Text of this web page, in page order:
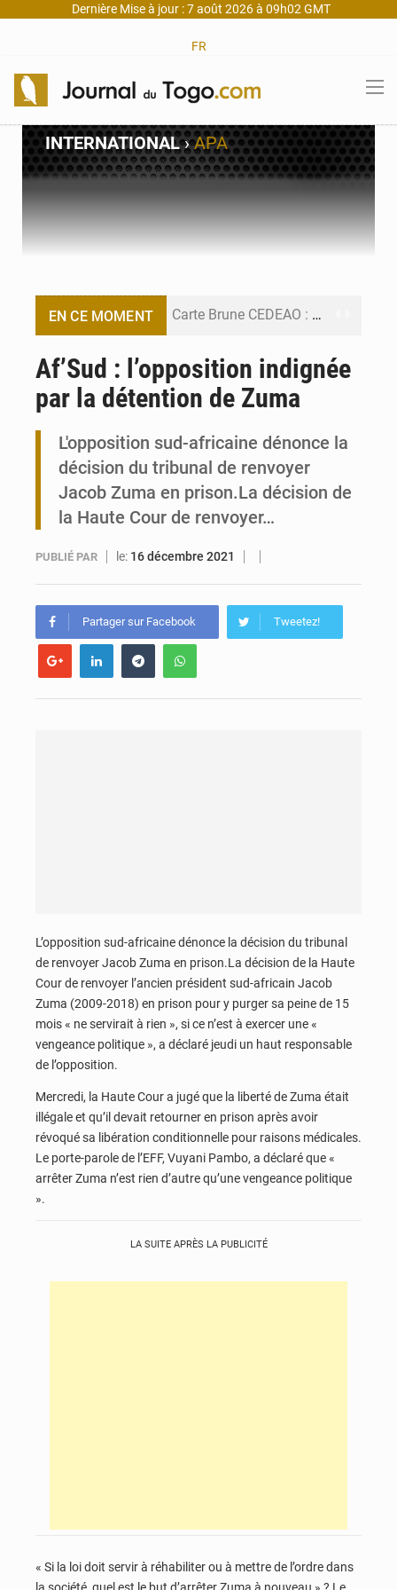
Dernière Mise à jour : 7 août 2026 à 09h02 GMT
FR
INTERNATIONAL›APA
EN CE MOMENT Carte Brune CEDEAO : Lomé mise sur la digitalisation des sinistres
Af’Sud : l’opposition indignée
par la détention de Zuma
L'opposition sud-africaine dénonce la
décision du tribunal de renvoyer
Jacob Zuma en prison.La décision de
la Haute Cour de renvoyer…
PUBLIÉ PAR le: 16 décembre 2021
Partager sur Facebook Tweetez!
L’opposition sud-africaine dénonce la décision du tribunal
de renvoyer Jacob Zuma en prison.La décision de la Haute
Cour de renvoyer l’ancien président sud-africain Jacob
Zuma (2009-2018) en prison pour y purger sa peine de 15
mois « ne servirait à rien », si ce n’est à exercer une «
vengeance politique », a déclaré jeudi un haut responsable
de l’opposition.
Mercredi, la Haute Cour a jugé que la liberté de Zuma était
illégale et qu’il devait retourner en prison après avoir
révoqué sa libération conditionnelle pour raisons médicales.
Le porte-parole de l’EFF, Vuyani Pambo, a déclaré que «
arrêter Zuma n’est rien d’autre qu’une vengeance politique
».
LA SUITE APRÈS LA PUBLICITÉ
« Si la loi doit servir à réhabiliter ou à mettre de l’ordre dans